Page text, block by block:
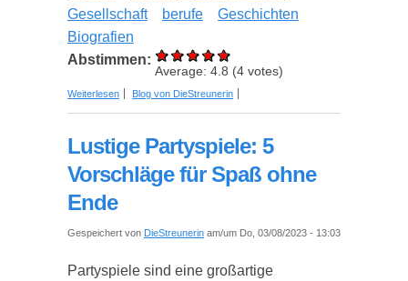
Gesellschaft
berufe
Geschichten
Biografien
Abstimmen:
Average: 4.8 (4 votes)
Weiterlesen über Von verbotenen Liebesaffären bis hin zu
Blog von DieStreunerin
Lustige Partyspiele: 5
Vorschläge für Spaß ohne
Ende
Gespeichert von DieStreunerin am/um Do, 03/08/2023 - 13:03
Partyspiele sind eine großartige